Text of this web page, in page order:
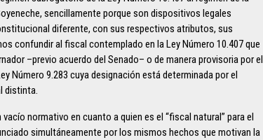
sencillamente porque son dispositivos legales
diferente, con sus respectivos atributos, sus
confundir al fiscal contemplado en la Ley Número 10.407 que
–previo acuerdo del Senado– o de manera provisoria por el
Número 9.283 cuya designación está determinada por el
distinta.
normativo en cuanto a quien es el “fiscal natural” para el
simultáneamente por los mismos hechos que motivan la